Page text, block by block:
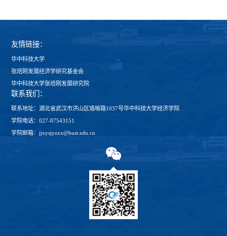
友情链接：
华中科技大学
张培刚发展经济学研究基金会
华中科技大学张培刚发展研究院
联系我们：
联系地址：湖北省武汉市洪山区珞喻路1037号华中科技大学经济学院
学院电话：027-87543151
学院邮箱：jjxysjyzxx@hust.edu.cn